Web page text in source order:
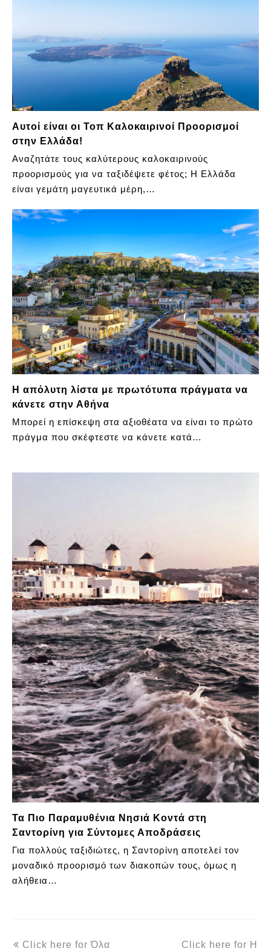
Αυτοί είναι οι Τοπ Καλοκαιρινοί Προορισμοί
στην Ελλάδα!
Αναζητάτε τους καλύτερους καλοκαιρινούς
προορισμούς για να ταξιδέψετε φέτος; Η Ελλάδα
είναι γεμάτη μαγευτικά μέρη,…
Η απόλυτη λίστα με πρωτότυπα πράγματα να
κάνετε στην Αθήνα
Μπορεί η επίσκεψη στα αξιοθέατα να είναι το πρώτο
πράγμα που σκέφτεστε να κάνετε κατά…
Τα Πιο Παραμυθένια Νησιά Κοντά στη
Σαντορίνη για Σύντομες Αποδράσεις
Για πολλούς ταξιδιώτες, η Σαντορίνη αποτελεί τον
μοναδικό προορισμό των διακοπών τους, όμως η
αλήθεια…
previous
Click here for Όλα
next
Click here for Η